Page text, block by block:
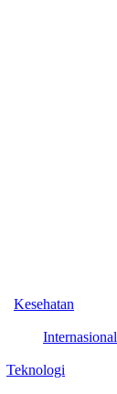
Kesehatan
Internasional
Teknologi